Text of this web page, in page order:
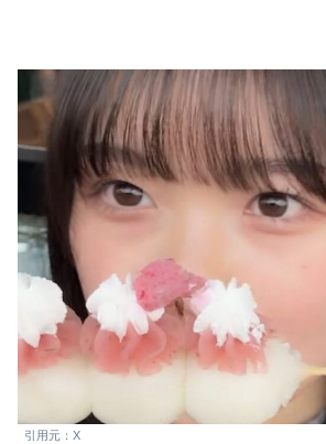
引用元：X